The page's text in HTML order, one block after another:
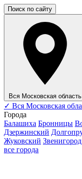
Поиск по сайту
Вся Московская область
✓ Вся Московская
Города
Балашиха Бронницы
Дзержинский
Жуковский Звенигород
все города